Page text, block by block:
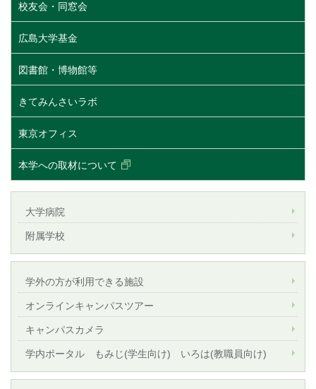
校友会・同窓会
広島大学基金
図書館・博物館等
きてみんさいラボ
東京オフィス
本学への取材について
大学病院
附属学校
学外の方が利用できる施設
オンラインキャンパスツアー
キャンパスカメラ
学内ポータル もみじ(学生向け) いろは(教職員向け)